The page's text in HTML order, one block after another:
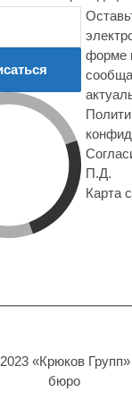
форме
П.Д.
Карта
«Крюков
бюро